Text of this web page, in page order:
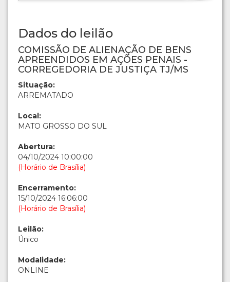
Dados do leilão
COMISSÃO DE ALIENAÇÃO DE BENS
APREENDIDOS EM AÇÕES PENAIS -
CORREGEDORIA DE JUSTIÇA TJ/MS
Situação:
ARREMATADO
Local:
MATO GROSSO DO SUL
Abertura:
04/10/2024 10:00:00
(Horário de Brasília)
Encerramento:
15/10/2024 16:06:00
(Horário de Brasília)
Leilão:
Único
Modalidade:
ONLINE